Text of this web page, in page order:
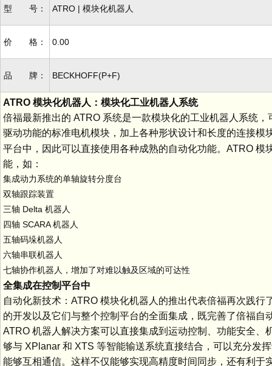
型 号： ATRO | 模块化机器人
价 格： 0.00
品 牌： BECKHOFF(P+F)
ATRO 模块化机器人：模块化工业机器人系统
倍福最新推出的 ATRO 系统是一款模块化的工业机器人系统
驱动功能的标准电机模块，加上各种形状设计和长度的连接
平台中，因此可以直接使用各种成熟的自动化功能。ATRO
能，如：
集成动力系统的单轴旋转分度台
双轴跟踪装置
三轴 Delta 机器人
四轴 SCARA 机器人
五轴码垛机器人
六轴串联机器人
七轴协作机器人，增加了对难以触及区域的可达性
全集成在控制平台中
自动化新技术：ATRO 模块化机器人的推出代表倍福再次践
的开发以及它们与整个控制平台的全面集成，既完善了倍福
ATRO 机器人解决方案可以直接集成到运动控制、功能安全
够与 XPlanar 和 XTS 等智能输送系统直接结合，可以充分发
能够互相通信。这样不仅能够实现高精度时间同步，还有利